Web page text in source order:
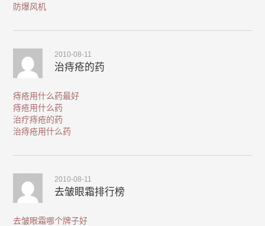
防爆风机
2010-08-11
治痔疮的药
痔疮用什么药最好
痔疮用什么药
治疗痔疮的药
治痔疮用什么药
2010-08-11
去皱眼霜排行榜
去皱眼霜哪个牌子好